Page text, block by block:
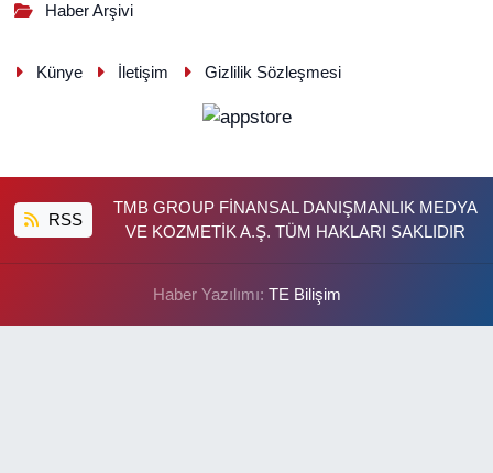
Haber Arşivi
Künye İletişim Gizlilik Sözleşmesi
RSS
TMB GROUP FİNANSAL DANIŞMANLIK MEDYA
VE KOZMETİK A.Ş. TÜM HAKLARI SAKLIDIR
Haber Yazılımı: TE Bilişim